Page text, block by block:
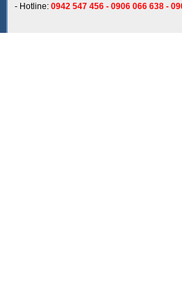
- Hotline: 0942 547 456 - 0906 066 638 -